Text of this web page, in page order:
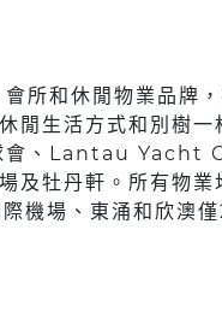
和休閒物業品牌，
閒生活方式和別樹一
、Lantau Yacht
及牡丹軒。所有物業
機場、東涌和欣澳